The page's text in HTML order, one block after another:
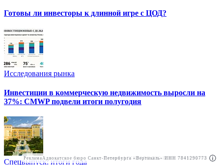
Готовы ли инвесторы к длинной игре с ЦОД?
Исследования рынка
Инвестиции в коммерческую недвижимость выросли на
37%: CMWP подвели итоги полугодия
Спецвыпуск: итоги года РекламаАО"ПРАВО.РУ" ИНН: 7708095468
Реклама Адвокатское бюро Санкт-Петербурга «Вертикаль» ИНН 7841290773